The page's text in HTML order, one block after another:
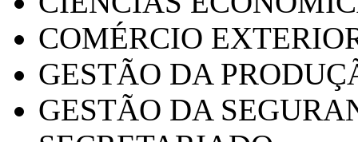
COMÉRCIO
GESTÃO DA
GESTÃO DA